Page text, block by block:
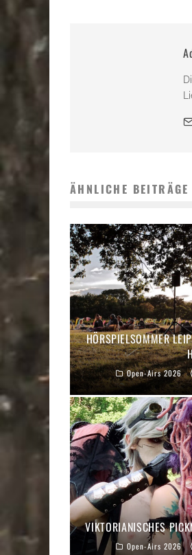
ÄHNLICHE BEITRÄGE
HÖRSPIELSOMMER
Open-Airs 2026
VIKTORIANISCHES
Open-Airs 2026